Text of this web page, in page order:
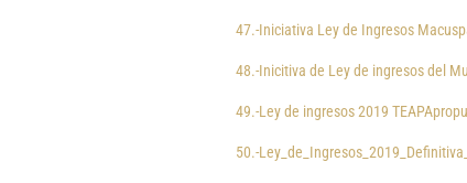
47.-Iniciativa Ley de Ingresos
48.-Inicitiva de Ley de ingresos del
49.-Ley de ingresos 2019
50.-